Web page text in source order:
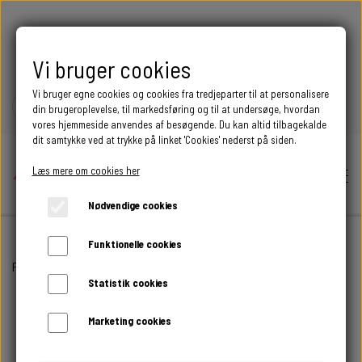
Shop
Forside
Vi bruger cookies
Vi bruger egne cookies og cookies fra tredjeparter til at personalisere
din brugeroplevelse, til markedsføring og til at undersøge, hvordan
vores hjemmeside anvendes af besøgende. Du kan altid tilbagekalde
dit samtykke ved at trykke på linket 'Cookies' nederst på siden.
Læs mere om cookies her
Nødvendige cookies
Funktionelle cookies
Statistik cookies
Marketing cookies